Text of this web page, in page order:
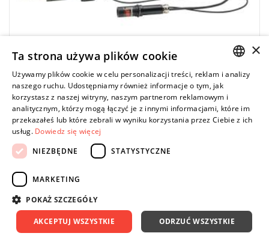
INGERSOLL RAND
QM9SS520H92S12 Elektryczny klucz do
zabudowy 130-410 Nm
Price tax included
101 921,00 zł
ENGLISH
×
Ta strona używa plików cookie
Używamy plików cookie w celu personalizacji treści, reklam i analizy
naszego ruchu. Udostępniamy również informacje o tym, jak
korzystasz z naszej witryny, naszym partnerom reklamowym i
analitycznym, którzy mogą łączyć je z innymi informacjami, które im
przekazałeś lub które zebrali w wyniku korzystania przez Ciebie z ich
usług. Dowiedz się więcej
NIEZBĘDNE
STATYSTYCZNE
MARKETING
POKAŻ SZCZEGÓŁY
AKCEPTUJ WSZYSTKIE ODRZUĆ WSZYSTKIE